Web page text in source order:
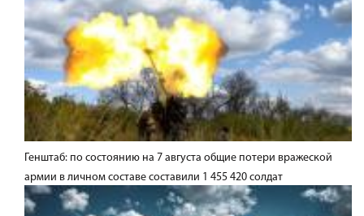
Генштаб: по состоянию на 7 августа общие потери вражеской
армии в личном составе составили 1 455 420 солдат